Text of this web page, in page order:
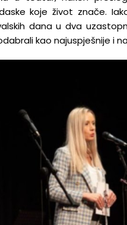
koje život znače.
dana u dva
kao najuspješnije i